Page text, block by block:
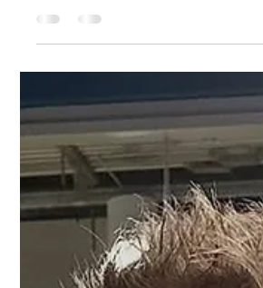
04.07.25 07h31
Scrum + IA: PROMPT Saiba Pedir,